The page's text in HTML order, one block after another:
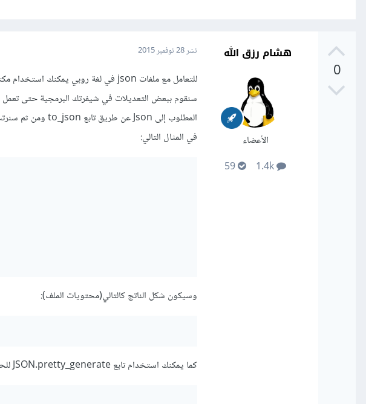
0
هشام رزق الله
الأعضاء
نشر28 نوفمبر 2015
للتعامل مع ملفات json في لغة روبي يمكنك استخدام مكتبة json فهي المكتبة صحيحة للتعامل معها.
في المثال التالي:
وسيكون شكل الناتج كالتالي(محتويات الملف):
كما يمكنك استخدام تابع JSON.pretty_generate للحصول على ناتج بشكل أفضل كما في المثال التالي: